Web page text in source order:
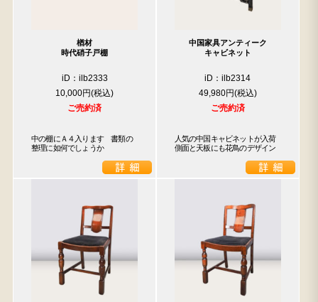
楢材
時代硝子戸棚
iD：ilb2333
10,000円
ご売約済
中の棚にＡ４入ります　書類の
整理に如何でしょうか
中国家具アンティーク
キャビネット
iD：ilb2314
49,980円
ご売約済
人気の中国キャビネットが入荷
側面と天板にも花鳥のデザイン